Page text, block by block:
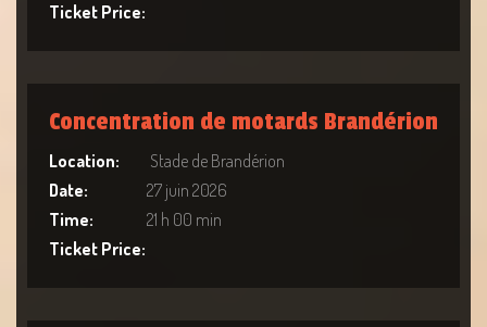
Ticket Price:
Concentration de motards Brandérion
Location:
Stade de Brandérion
Date:
27 juin 2026
Time:
21 h 00 min
Ticket Price: